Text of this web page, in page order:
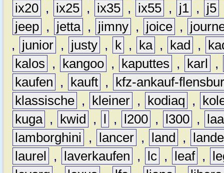
ix20 , ix25 , ix35 , ix55 , j1 , j5
jeep , jetta , jimny , joice ,
,
junior , justy , k , ka , kad ,
kalos
, kangoo , kaputtes , karl
,
kaufen
, kauft ,
kfz-ankauf-
klassische , kleiner , kodiaq ,
kuga , kwid , l , l200 , l300 ,
lamborghini
, lancer , land ,
laurel
, laverkaufen , lc , leaf ,